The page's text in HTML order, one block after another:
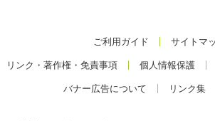
ご利用ガイド サイトマ
リンク・著作権・免責事項 個人情報保護
バナー広告について リンク集